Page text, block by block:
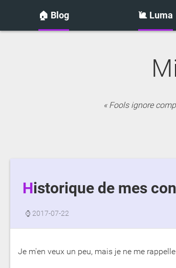
🏠 Blog 🐌 Luma
Fools ignore
Historique de mes
⌚ 2017-07-22
Je m'en veux un peu, mais je ne me